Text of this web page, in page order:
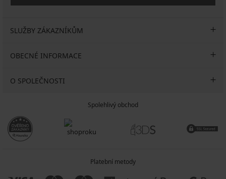
SLUŽBY ZÁKAZNÍKŮM
OBECNÉ INFORMACE
O SPOLEČNOSTI
Spolehlivý obchod
Platební metody